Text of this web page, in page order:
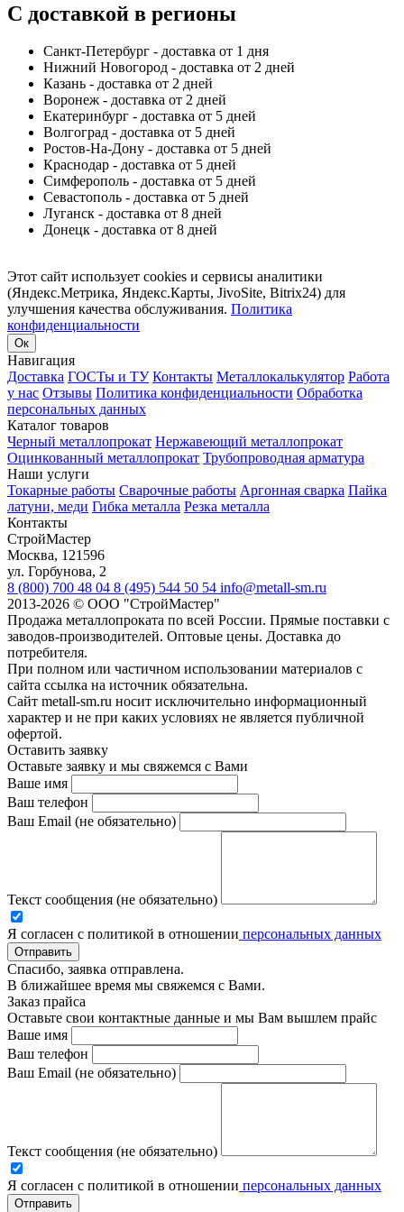
С доставкой в регионы
Санкт-Петербург - доставка от 1 дня
Нижний Новогород - доставка от 2 дней
Казань - доставка от 2 дней
Воронеж - доставка от 2 дней
Екатеринбург - доставка от 5 дней
Волгоград - доставка от 5 дней
Ростов-На-Дону - доставка от 5 дней
Краснодар - доставка от 5 дней
Симферополь - доставка от 5 дней
Севастополь - доставка от 5 дней
Луганск - доставка от 8 дней
Донецк - доставка от 8 дней
Этот сайт использует cookies и сервисы аналитики
(Яндекс.Метрика, Яндекс.Карты, JivoSite, Bitrix24) для
улучшения качества обслуживания. Политика
конфиденциальности
Ок
Навигация
Доставка ГОСТы и ТУ Контакты Металлокалькулятор Работа
у нас Отзывы Политика конфиденциальности Обработка
персональных данных
Каталог товаров
Черный металлопрокат Нержавеющий металлопрокат
Оцинкованный металлопрокат Трубопроводная арматура
Наши услуги
Токарные работы Сварочные работы Аргонная сварка Пайка
латуни, меди Гибка металла Резка металла
Контакты
СтройМастер
Москва, 121596
ул. Горбунова, 2
8 (800) 700 48 04 8 (495) 544 50 54 info@metall-sm.ru
2013-2026 © ООО "СтройМастер"
Продажа металлопроката по всей России. Прямые поставки с
заводов-производителей. Оптовые цены. Доставка до
потребителя.
При полном или частичном использовании материалов с
сайта ссылка на источник обязательна.
Сайт metall-sm.ru носит исключительно информационный
характер и не при каких условиях не является публичной
офертой.
Оставить заявку
Оставьте заявку и мы свяжемся с Вами
Ваше имя
Ваш телефон
Ваш Email (не обязательно)
Текст сообщения (не обязательно)
Я согласен с политикой в отношении персональных данных
Отправить
Спасибо, заявка отправлена.
В ближайшее время мы свяжемся с Вами.
Заказ прайса
Оставьте свои контактные данные и мы Вам вышлем прайс
Ваше имя
Ваш телефон
Ваш Email (не обязательно)
Текст сообщения (не обязательно)
Я согласен с политикой в отношении персональных данных
Отправить